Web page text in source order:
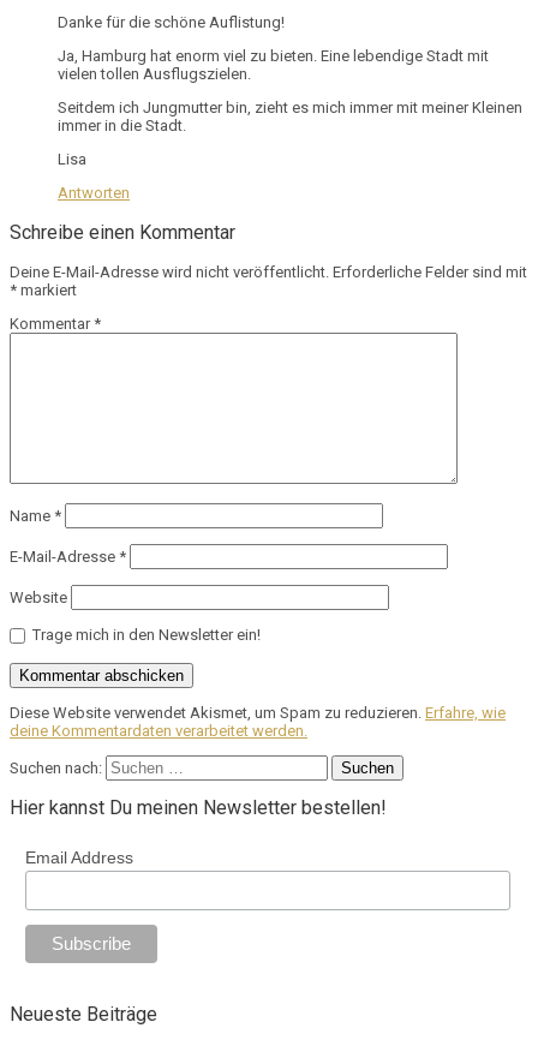
Danke für die schöne Auflistung!
Ja, Hamburg hat enorm viel zu bieten. Eine lebendige Stadt mit
vielen tollen Ausflugszielen.
Seitdem ich Jungmutter bin, zieht es mich immer mit meiner Kleinen
immer in die Stadt.
Lisa
Antworten
Schreibe einen Kommentar
Deine E-Mail-Adresse wird nicht veröffentlicht. Erforderliche Felder sind mit
* markiert
Kommentar*
Name *
E-Mail-Adresse *
Website
Trage mich in den Newsletter ein!
Diese Website verwendet Akismet, um Spam zu reduzieren. Erfahre, wie
deine Kommentardaten verarbeitet werden.
Suchen nach:
Hier kannst Du meinen Newsletter bestellen!
Email Address
Neueste Beiträge